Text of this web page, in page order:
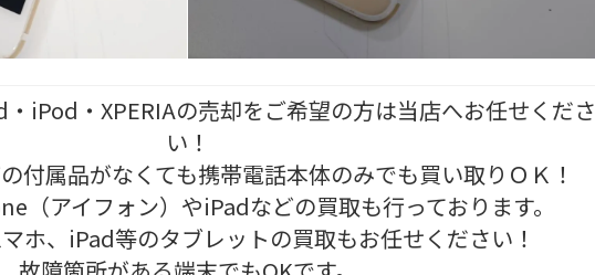
iPod・XPERIAの売却をご希望の方は当店へお任せくださ
い！
付属品がなくても携帯電話本体のみでも買い取りＯＫ！
（アイフォン）やiPadなどの買取も行っております。
ホ、iPad等のタブレットの買取もお任せください！